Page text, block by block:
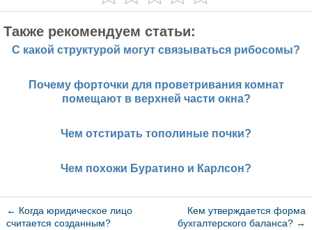
Также рекомендуем статьи:
С какой структурой могут связываться рибосомы?
Почему форточки для проветривания комнат
помещают в верхней части окна?
Чем отстирать тополиные почки?
Чем похожи Буратино и Карлсон?
← Когда юридическое лицо
считается созданным?
Кем утверждается форма
бухгалтерского баланса? →